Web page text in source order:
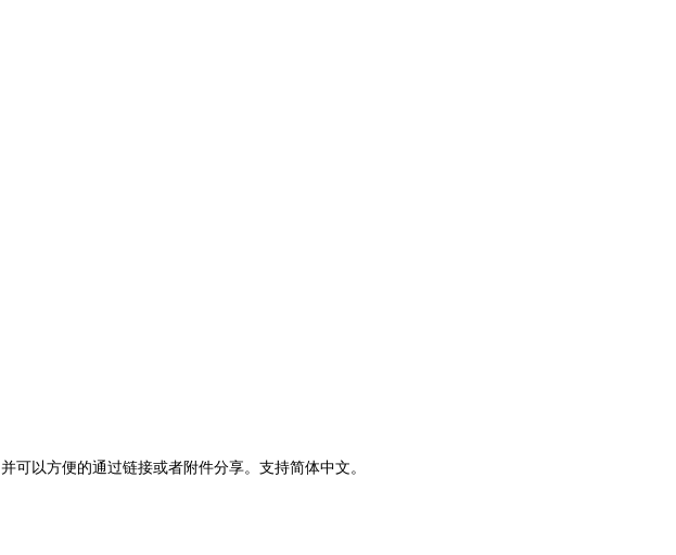
以方便的通过链接或者附件分享。支持简体中文。